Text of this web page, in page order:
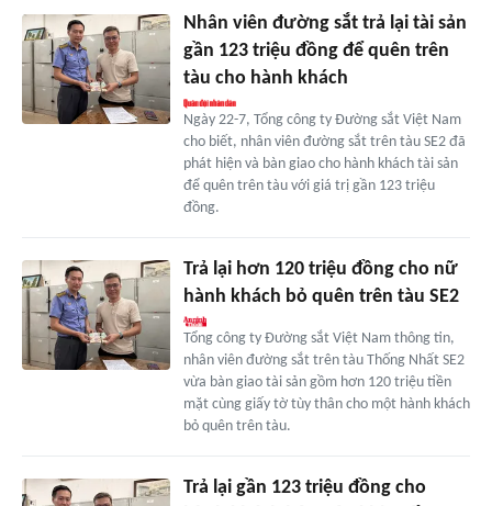
Nhân viên đường sắt trả lại tài sản
gần 123 triệu đồng để quên trên
tàu cho hành khách
Ngày 22-7, Tổng công ty Đường sắt Việt Nam
cho biết, nhân viên đường sắt trên tàu SE2 đã
phát hiện và bàn giao cho hành khách tài sản
để quên trên tàu với giá trị gần 123 triệu
đồng.
Trả lại hơn 120 triệu đồng cho nữ
hành khách bỏ quên trên tàu SE2
Tổng công ty Đường sắt Việt Nam thông tin,
nhân viên đường sắt trên tàu Thống Nhất SE2
vừa bàn giao tài sản gồm hơn 120 triệu tiền
mặt cùng giấy tờ tùy thân cho một hành khách
bỏ quên trên tàu.
Trả lại gần 123 triệu đồng cho